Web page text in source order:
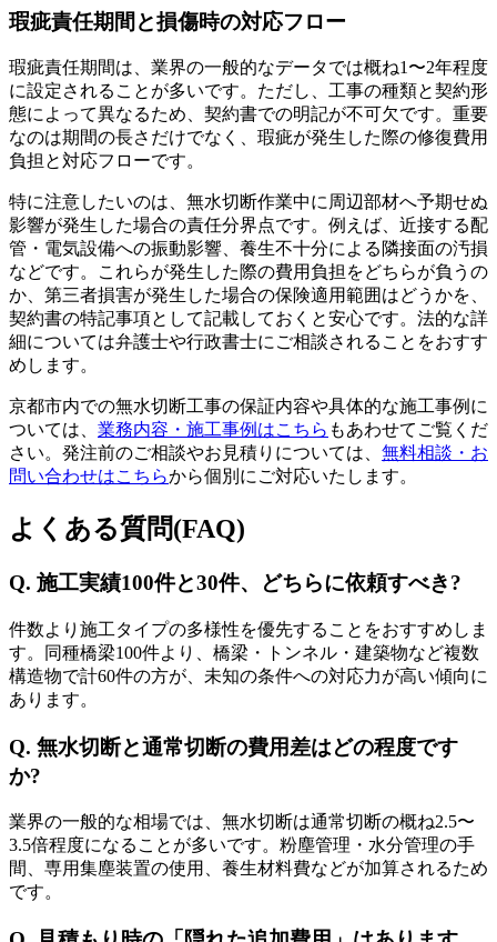
瑕疵責任期間と損傷時の対応フロー
瑕疵責任期間は、業界の一般的なデータでは概ね1〜2年程度
に設定されることが多いです。ただし、工事の種類と契約形
態によって異なるため、契約書での明記が不可欠です。重要
なのは期間の長さだけでなく、瑕疵が発生した際の修復費用
負担と対応フローです。
特に注意したいのは、無水切断作業中に周辺部材へ予期せぬ
影響が発生した場合の責任分界点です。例えば、近接する配
管・電気設備への振動影響、養生不十分による隣接面の汚損
などです。これらが発生した際の費用負担をどちらが負うの
か、第三者損害が発生した場合の保険適用範囲はどうかを、
契約書の特記事項として記載しておくと安心です。法的な詳
細については弁護士や行政書士にご相談されることをおすす
めします。
京都市内での無水切断工事の保証内容や具体的な施工事例に
ついては、 業務内容・施工事例はこちら もあわせてご覧くだ
さい。発注前のご相談やお見積りについては、 無料相談・お
問い合わせはこちらから個別にご対応いたします。
よくある質問(FAQ)
Q. 施工実績100件と30件、どちらに依頼すべき?
件数より施工タイプの多様性を優先することをおすすめしま
す。同種橋梁100件より、橋梁・トンネル・建築物など複数
構造物で計60件の方が、未知の条件への対応力が高い傾向に
あります。
Q. 無水切断と通常切断の費用差はどの程度です
か?
業界の一般的な相場では、無水切断は通常切断の概ね2.5〜
3.5倍程度になることが多いです。粉塵管理・水分管理の手
間、専用集塵装置の使用、養生材料費などが加算されるため
です。